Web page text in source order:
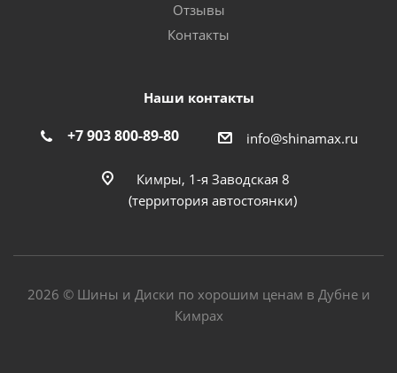
Отзывы
Контакты
Наши контакты
+7 903 800-89-80 info@shinamax.ru
Кимры, 1-я Заводская 8
(территория автостоянки)
2026 © Шины и Диски по хорошим ценам в Дубне и
Кимрах